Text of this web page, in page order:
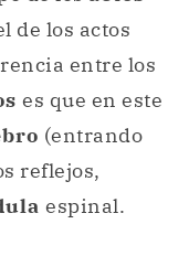
de los actos
entre los
es que en este
(entrando
reflejos,
espinal.